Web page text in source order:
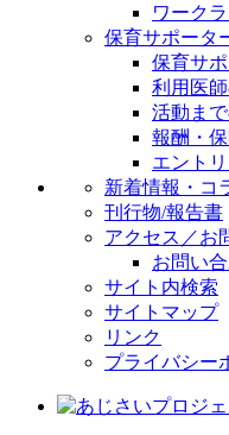
ワーク
保育サポータ
保育サ
利用医
活動ま
報酬・
エント
新着情報・コ
刊行物/報告書
アクセス／お
お問い
サイト内検索
サイトマップ
リンク
プライバシー